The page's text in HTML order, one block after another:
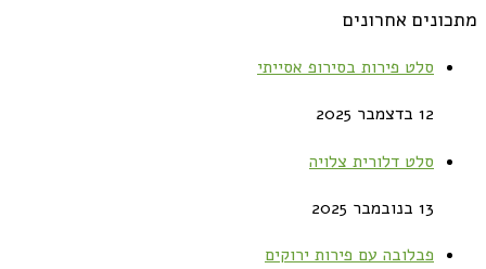
מתכונים אחרונים
סלט פירות בסירופ אסייתי
12 בדצמבר 2025
סלט דלורית צלויה
13 בנובמבר 2025
פבלובה עם פירות ירוקים